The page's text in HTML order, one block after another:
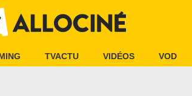
TVACTU VIDÉOS VOD